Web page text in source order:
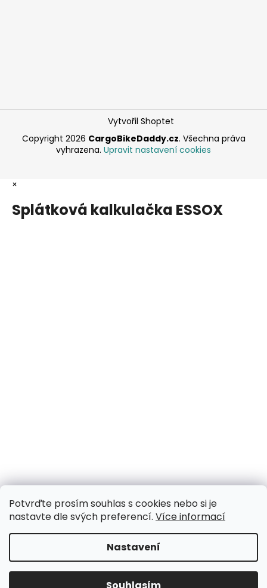
Potvrďte prosím souhlas s cookies nebo si je
nastavte dle svých preferencí. Více informací
Nastavení
Vytvořil Shoptet
Copyright 2026 CargoBikeDaddy.cz. Všechna práva
vyhrazena. Upravit nastavení cookies
×
Splátková kalkulačka ESSOX